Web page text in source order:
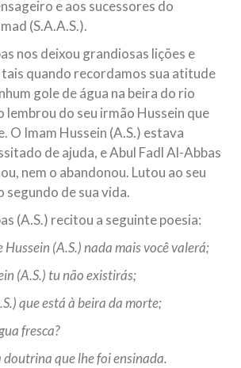
e aos sucessores do
(S.A.A.S.).
nos deixou grandiosas lições e
quando recordamos sua atitude
gole de água na beira do rio
lembrou do seu irmão Hussein que
O Imam Hussein (A.S.) estava
de ajuda, e Abul Fadl Al-Abbas
nem o abandonou. Lutou ao seu
segundo de sua vida.
(A.S.) recitou a seguinte poesia:
Hussein (A.S.) nada mais você valerá;
(A.S.) tu não existirás;
que está à beira da morte;
fresca?
doutrina que lhe foi ensinada.